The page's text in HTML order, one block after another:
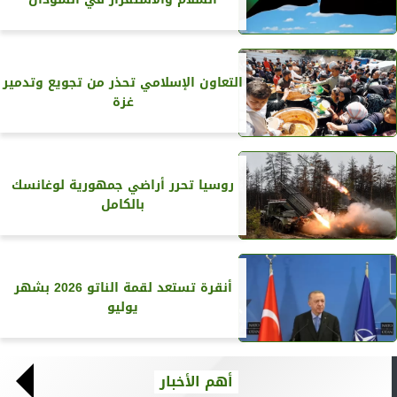
التعاون الإسلامي تحذر من تجويع وتدمير
غزة
روسيا تحرر أراضي جمهورية لوغانسك
بالكامل
أنقرة تستعد لقمة الناتو 2026 بشهر
يوليو
أهم الأخبار